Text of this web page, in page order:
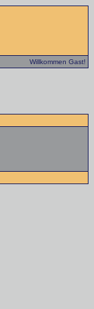
Willkommen Gast!